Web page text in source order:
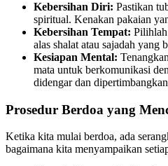
Kebersihan Diri: Pastikan
spiritual. Kenakan pakaian
Kebersihan Tempat:
alas shalat atau sajadah yang
Kesiapan Mental:
mata untuk berkomunikasi
didengar dan
Prosedur Berdoa yang
Ketika kita mulai berdoa, ada
bagaimana kita menyampaikan